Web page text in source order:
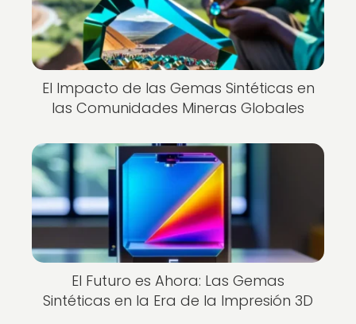
El Impacto de las Gemas Sintéticas en
las Comunidades Mineras Globales
El Futuro es Ahora: Las Gemas
Sintéticas en la Era de la Impresión 3D